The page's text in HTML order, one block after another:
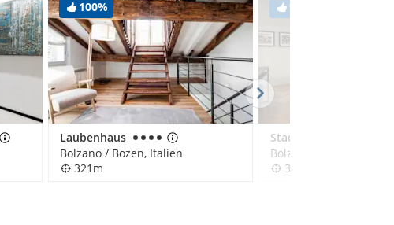
100%
Laubenhaus
Bolzano / Bozen, Italien
321m
93%
Stadt Hotel Citta
Bolzano / Bozen, Italien
333m